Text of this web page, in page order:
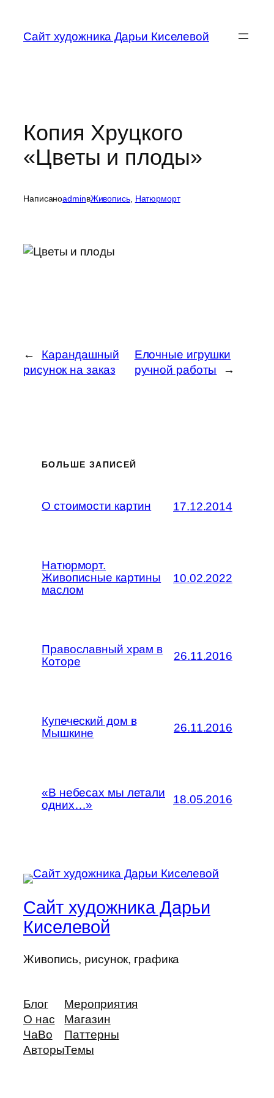
содержимому
Сайт художника Дарьи Киселевой
Копия Хруцкого
«Цветы и плоды»
НаписаноadminвЖивопись, Натюрморт
←
Карандашный
рисунок на заказ
Елочные игрушки
ручной работы
→
БОЛЬШЕ ЗАПИСЕЙ
О стоимости картин 17.12.2014
Натюрморт.
Живописные картины
маслом
10.02.2022
Православный храм в
Которе
26.11.2016
Купеческий дом в
Мышкине
26.11.2016
«В небесах мы летали
одних…»
18.05.2016
Сайт художника Дарьи
Киселевой
Живопись, рисунок, графика
Блог
О нас
ЧаВо
Авторы
Мероприятия
Магазин
Паттерны
Темы